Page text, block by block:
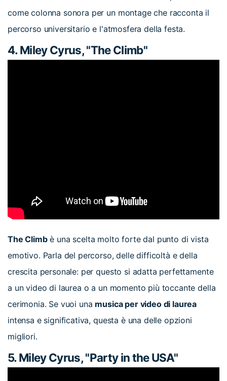
come colonna sonora per un montage che racconta il
percorso universitario e l'atmosfera della festa.
4. Miley Cyrus, "The Climb"
The Climbè una scelta molto forte dal punto di vista
emotivo. Parla del percorso, delle difficoltà e della
crescita personale: per questo si adatta perfettamente
a un video di laurea o a un momento più toccante della
cerimonia. Se vuoi una musica per video di laurea
intensa e significativa, questa è una delle opzioni
migliori.
5. Miley Cyrus, "Party in the USA"